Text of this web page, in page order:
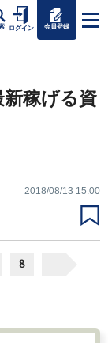
ログイン 会員登録
稼げる資
2018/08/13 15:00
8